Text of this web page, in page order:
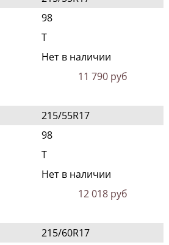
98
T
Нет в наличии
11 790 руб
215/55R17
98
T
Нет в наличии
12 018 руб
215/60R17